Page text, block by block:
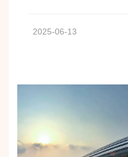
2025-06-13